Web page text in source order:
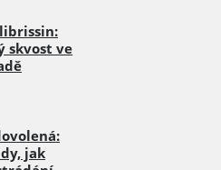
skvost ve
jak